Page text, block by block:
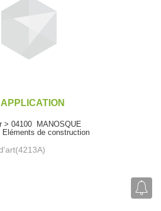
> 04100 MANOSQUE
de construction